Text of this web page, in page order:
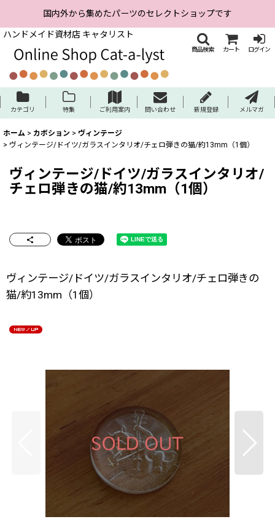
国内外から集めたパーツのセレクトショップです
ハンドメイド資材店 キャタリスト
商品検索 カート ログイン
カテゴリ 特集 ご利用案内 問い合わせ 新規登録 メルマガ
ホーム > カボション > ヴィンテージ
> ヴィンテージ/ドイツ/ガラスインタリオ/チェロ弾きの猫/約13mm（1個）
ヴィンテージ/ドイツ/ガラスインタリオ/
チェロ弾きの猫/約13mm（1個）
ヴィンテージ/ドイツ/ガラスインタリオ/チェロ弾きの
猫/約13mm（1個）